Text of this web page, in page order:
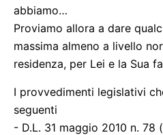
abbiamo…
Proviamo allora a dare
massima almeno a livello
residenza, per Lei e la Sua
I provvedimenti legislativi
seguenti
- D.L. 31 maggio 2010 n. 78